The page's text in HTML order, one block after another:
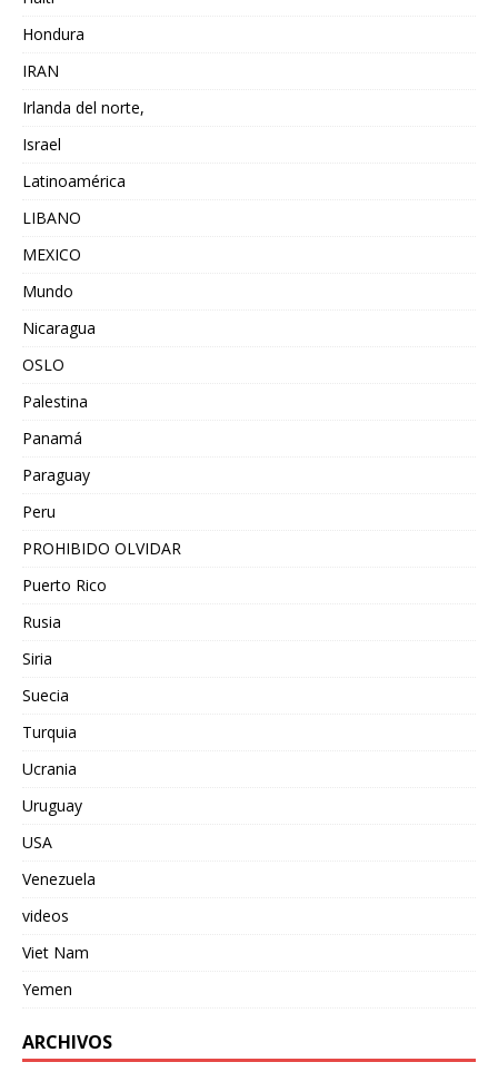
Hondura
IRAN
Irlanda del norte,
Israel
Latinoamérica
LIBANO
MEXICO
Mundo
Nicaragua
OSLO
Palestina
Panamá
Paraguay
Peru
PROHIBIDO OLVIDAR
Puerto Rico
Rusia
Siria
Suecia
Turquia
Ucrania
Uruguay
USA
Venezuela
videos
Viet Nam
Yemen
ARCHIVOS